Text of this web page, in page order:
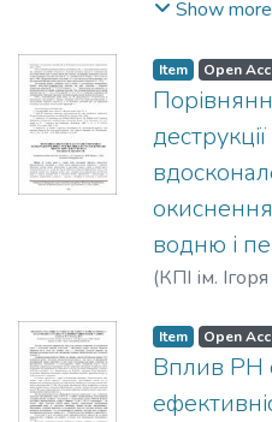
Стрікаленко,
Show more
Item Open
водню і
(КПІ ім.
Item Open
Вплив РН